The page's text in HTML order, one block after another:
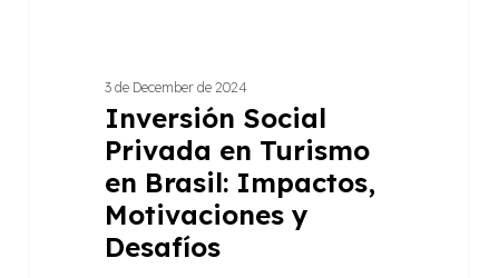
3 de December de 2024
Inversión Social
Privada en Turismo
en Brasil: Impactos,
Motivaciones y
Desafíos